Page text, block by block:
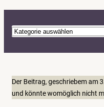
K
t
g
r
Der Beitrag, geschriebem am
und könnte womöglich nicht